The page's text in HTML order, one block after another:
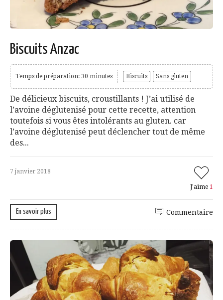
Biscuits Anzac
Temps de préparation: 30 minutes Biscuits Sans gluten
De délicieux biscuits, croustillants ! J’ai utilisé de
l’avoine déglutenisé pour cette recette, attention
toutefois si vous êtes intolérants au gluten. car
l’avoine déglutenisé peut déclencher tout de même
des...
7 janvier 2018
J'aime 1
En savoir plus Commentaire